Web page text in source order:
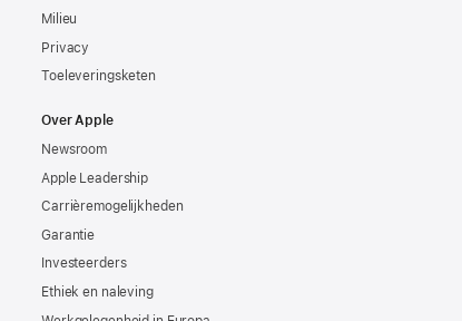
Milieu
Privacy
Toeleveringsketen
Over Apple
Newsroom
Apple Leadership
Carrièremogelijkheden
Garantie
Investeerders
Ethiek en naleving